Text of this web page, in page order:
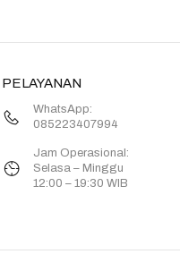
PELAYANAN
WhatsApp:
085223407994
Jam Operasional:
Selasa – Minggu
12:00 – 19:30 WIB